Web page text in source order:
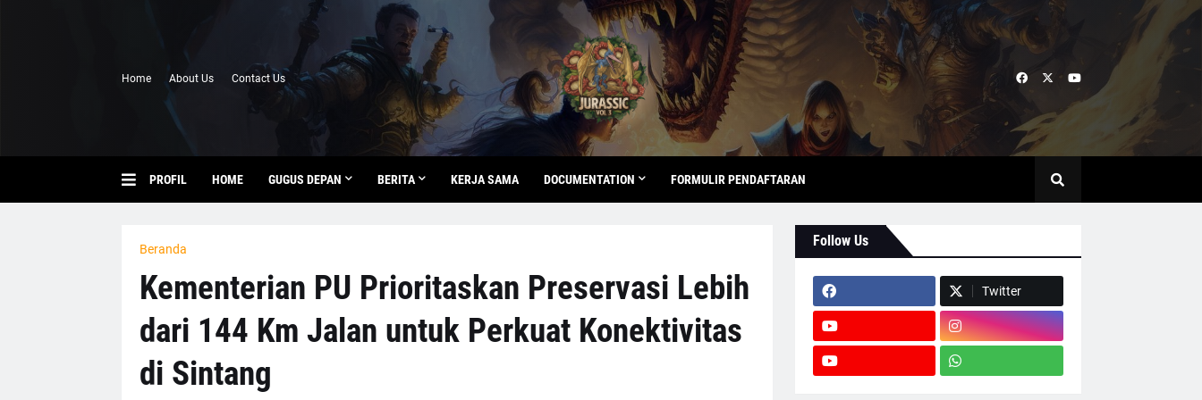
Home About Us Contact Us
PROFIL HOME GUGUS DEPAN BERITA KERJA SAMA DOCUMENTATION FORMULIR PENDAFTARAN
Beranda
Kementerian PU Prioritaskan Preservasi Lebih
dari 144 Km Jalan untuk Perkuat Konektivitas
di Sintang
Follow Us
Twitter